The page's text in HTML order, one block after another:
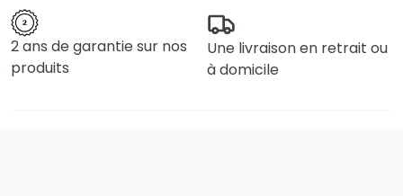
2 ans de garantie sur nos
produits
Une livraison en retrait ou
à domicile